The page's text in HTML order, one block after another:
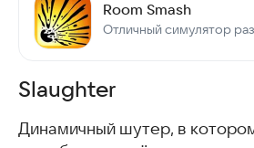
Room Smash
Slaughter
Динамичный шутер, в